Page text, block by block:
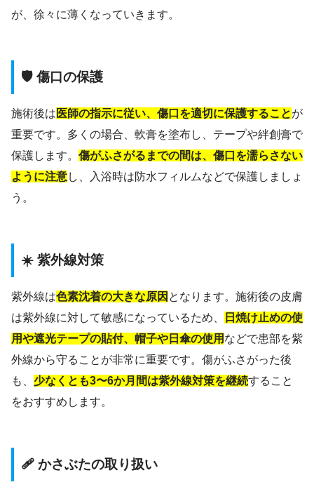
が、徐々に薄くなっていきます。
🛡️ 傷口の保護
施術後は 医師の指示に従い、傷口を適切に保護することが
重要です。多くの場合、軟膏を塗布し、テープや絆創膏で
保護します。 傷がふさがるまでの間は、傷口を濡らさない
ように注意し、入浴時は防水フィルムなどで保護しましょ
う。
☀️ 紫外線対策
紫外線は色素沈着の大きな原因 となります。施術後の皮膚
は紫外線に対して敏感になっているため、
日焼け止めの使
用や遮光テープの貼付、帽子や日傘の使用 などで患部を紫
外線から守ることが非常に重要です。傷がふさがった後
も、 少なくとも3〜6か月間は紫外線対策を継続すること
をおすすめします。
🩹 かさぶたの取り扱い